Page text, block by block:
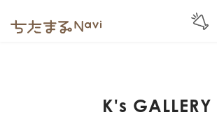
K's GALLERY